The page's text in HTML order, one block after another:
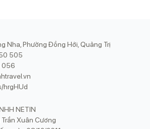
không
được mở
Nha, Phường Đồng Hới, Quảng Trị
505
056
hrgHUd
NETIN
Xuân Cương